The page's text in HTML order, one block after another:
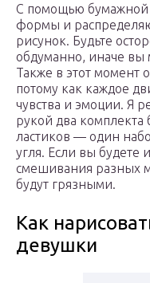
С помощью бумажной
формы и
рисунок. Будьте
обдуманно, иначе вы
Также в этот момент
потому как каждое
чувства и эмоции. Я
рукой два
ластиков — один
угля. Если вы будете
смешивания разных
будут грязными.
Как
девушки